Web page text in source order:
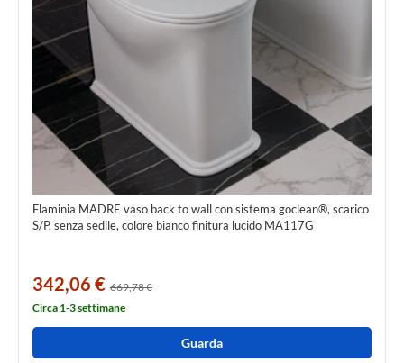
Flaminia MADRE vaso back to wall con sistema goclean®, scarico
S/P, senza sedile, colore bianco finitura lucido MA117G
342,06 € 669,78 €
Circa 1-3 settimane
Guarda